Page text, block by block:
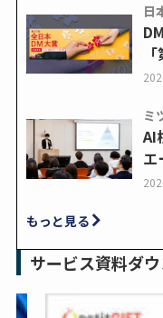
日
ミ
AI
エ
もっと見る
サービス資料ダ